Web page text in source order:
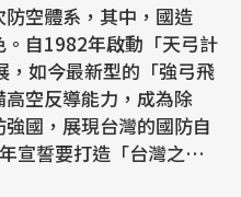
空體系，其中，國造
。自1982年啟動「天弓計
，如今最新型的「強弓飛
空反導能力，成為除
國，展現台灣的國防自